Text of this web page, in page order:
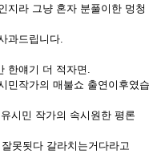
지라 그냥 혼자 분풀이한 멍청
과드립니다.
한얘기 더 적자면.
민작가의 매불쇼 출연이후였습
시민 작가의 속시원한 평론
못됫다 갈라치는거다라고